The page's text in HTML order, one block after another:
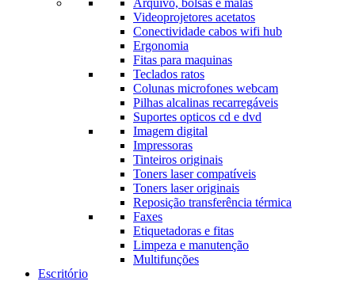
Videoprojetores acetatos
Conectividade cabos wifi hub
Ergonomia
Fitas para maquinas
Teclados ratos
Colunas microfones webcam
Pilhas alcalinas recarregáveis
Suportes opticos cd e dvd
Imagem digital
Impressoras
Tinteiros originais
Toners laser compatíveis
Toners laser originais
Reposição transferência térmica
Faxes
Etiquetadoras e fitas
Limpeza e manutenção
Multifunções
Escritório